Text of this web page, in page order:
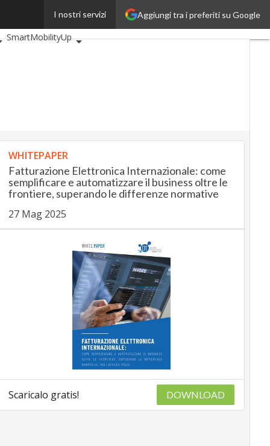
Aggiungi tra i preferiti su Google
I nostri servizi
BankingUp
SmartMobilityUp
WHITEPAPER
Fatturazione Elettronica Internazionale: come
semplificare e automatizzare il business oltre le
frontiere, superando le differenze normative
27 Mag 2025
Scaricalo gratis! DOWNLOAD